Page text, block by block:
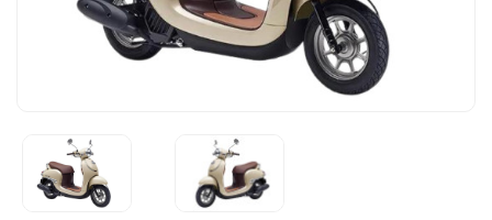
Запчасти
Аксессуары